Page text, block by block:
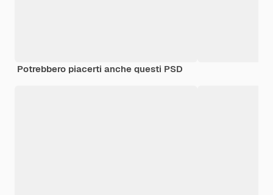
Potrebbero piacerti anche questi PSD